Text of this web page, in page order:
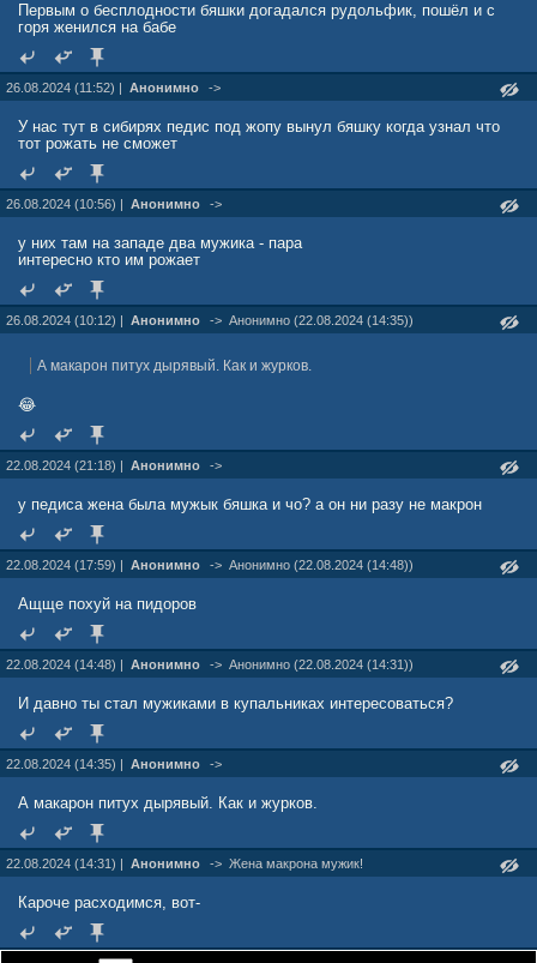
Первым о бесплодности бяшки догадался рудольфик, пошёл и с
горя женился на бабе
26.08.2024 (11:52) | Анонимно ->
У нас тут в сибирях педис под жопу вынул бяшку когда узнал что
тот рожать не сможет
26.08.2024 (10:56) | Анонимно ->
у них там на западе два мужика - пара
интересно кто им рожает
26.08.2024 (10:12) | Анонимно -> Анонимно (22.08.2024 (14:35))
А макарон питух дырявый. Как и журков.
😂
22.08.2024 (21:18) | Анонимно ->
у педиса жена была мужык бяшка и чо? а он ни разу не макрон
22.08.2024 (17:59) | Анонимно -> Анонимно (22.08.2024 (14:48))
Ащще похуй на пидоров
22.08.2024 (14:48) | Анонимно -> Анонимно (22.08.2024 (14:31))
И давно ты стал мужиками в купальниках интересоваться?
22.08.2024 (14:35) | Анонимно ->
А макарон питух дырявый. Как и журков.
22.08.2024 (14:31) | Анонимно -> Жена макрона мужик!
Кароче расходимся, вот-